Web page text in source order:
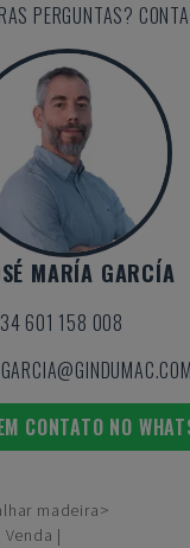
PERGUNTAS?
MARÍA GARCÍA
601 158 008
CONTATO NO
madeira
Venda |